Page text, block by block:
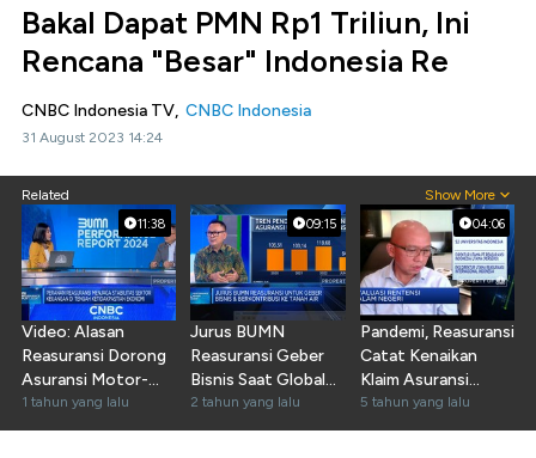
Bakal Dapat PMN Rp1 Triliun, Ini
Rencana "Besar" Indonesia Re
CNBC Indonesia TV, CNBC Indonesia
31 August 2023 14:24
Related Show More
11:38
Video: Alasan
Reasuransi Dorong
Asuransi Motor-
Mobil Hingga
Bencana
1 tahun yang lalu
09:15
Jurus BUMN
Reasuransi Geber
Bisnis Saat Global
Bergejolak
2 tahun yang lalu
04:06
Pandemi, Reasuransi
Catat Kenaikan
Klaim Asuransi
Kesehatan
5 tahun yang lalu